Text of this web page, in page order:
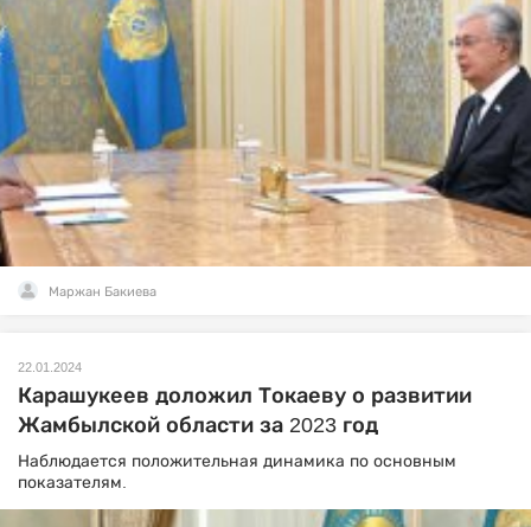
Маржан Бакиева
22.01.2024
Карашукеев доложил Токаеву о развитии
Жамбылской области за 2023 год
Наблюдается положительная динамика по основным
показателям.